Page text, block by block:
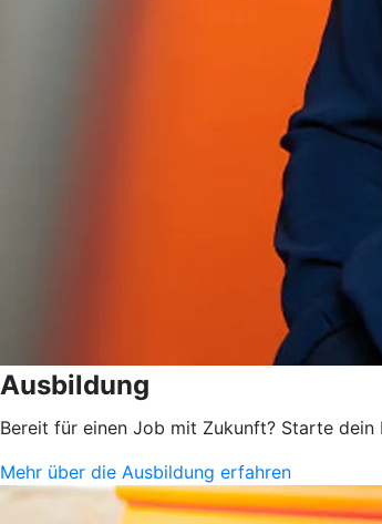
Ausbildung
Bereit für einen Job mit Zukunft? Starte dein
Mehr über die Ausbildung erfahren